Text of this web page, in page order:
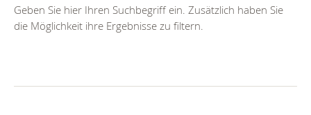
Geben Sie hier Ihren Suchbegriff ein. Zusätzlich haben Sie
die Möglichkeit ihre Ergebnisse zu filtern.